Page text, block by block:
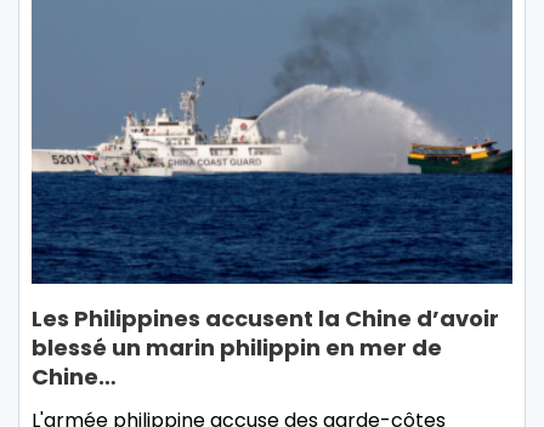
Les Philippines accusent la Chine d’avoir
blessé un marin philippin en mer de
Chine…
L'armée philippine accuse des garde-côtes